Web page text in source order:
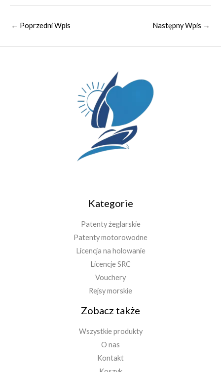
← Poprzedni Wpis Następny Wpis →
Kategorie
Patenty żeglarskie
Patenty motorowodne
Licencja na holowanie
Licencje SRC
Vouchery
Rejsy morskie
Zobacz także
Wszystkie produkty
O nas
Kontakt